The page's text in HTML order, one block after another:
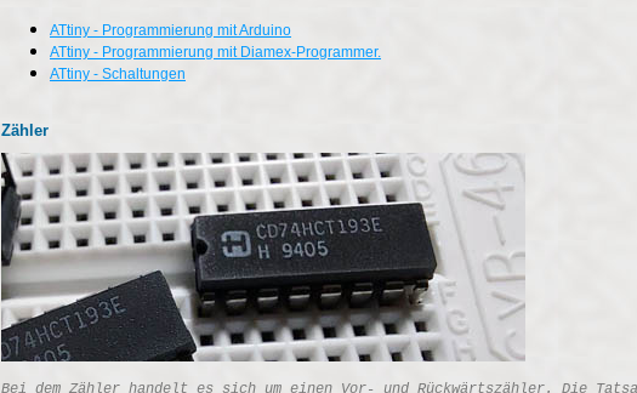
ATtiny - Programmierung mit Arduino
ATtiny - Programmierung mit Diamex-Programmer.
ATtiny - Schaltungen
Zähler
Bei dem Zähler handelt es sich um einen Vor- und Rückwärtszähler. Die